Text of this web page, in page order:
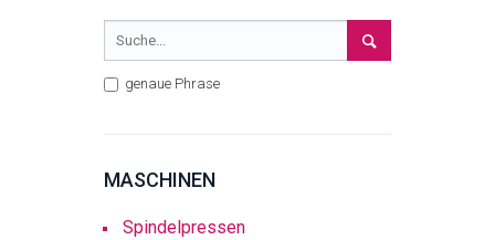
genaue Phrase
MASCHINEN
Spindelpressen